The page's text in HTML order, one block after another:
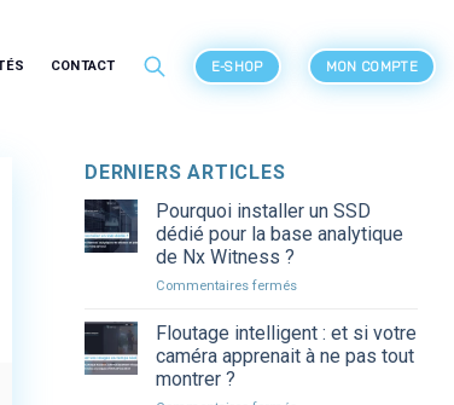
CONTACT E-SHOP MON COMPTE
DERNIERS ARTICLES
Pourquoi installer un SSD
dédié pour la base analytique
de Nx Witness ?
Commentaires ferméssur
installer
un
SSD
Floutage intelligent : et si votre
caméra apprenait à ne pas tout
montrer ?